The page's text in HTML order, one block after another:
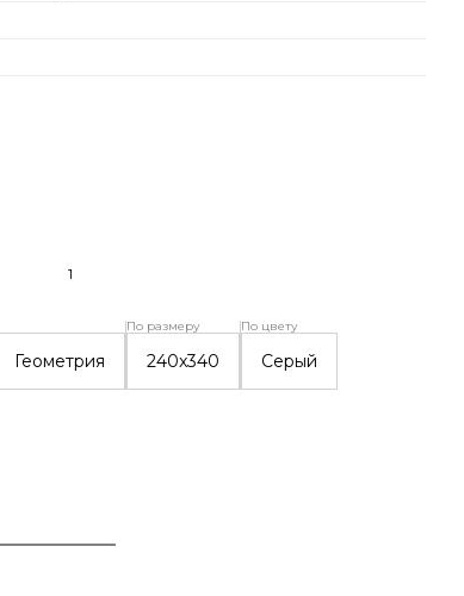
1
Геометрия
По размеру
240x340
По цвету
Серый